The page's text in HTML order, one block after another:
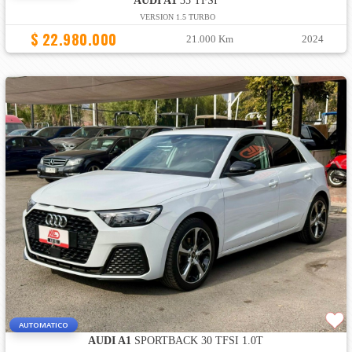
VERSION 1.5 TURBO
$ 22.980.000 21.000 Km 2024
AUTOMATICO
AUDI A1 SPORTBACK 30 TFSI 1.0T